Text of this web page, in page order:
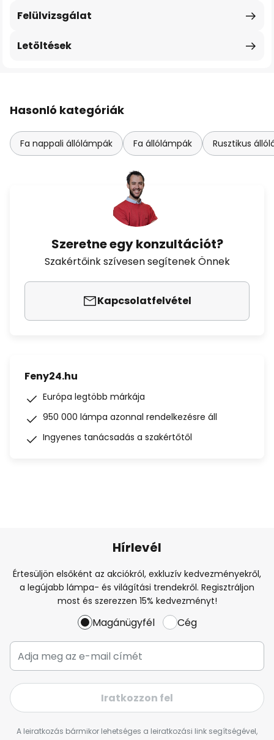
Felülvizsgálat
Letöltések
Hasonló kategóriák
Fa nappali állólámpák Fa állólámpák Rusztikus
Szeretne egy konzultációt?
Szakértőink szívesen segítenek Önnek
Kapcsolatfelvétel
Feny24.hu
Európa legtöbb márkája
950 000 lámpa azonnal rendelkezésre áll
Ingyenes tanácsadás a szakértőtől
Hírlevél
Értesüljön elsőként az akciókról, exkluzív kedvezményekről,
a legújabb lámpa- és világítási trendekről. Regisztráljon
most és szerezzen 15% kedvezményt!
Magánügyfél Cég
Iratkozzon fel
A leiratkozás bármikor lehetséges a leiratkozási link segítségével,